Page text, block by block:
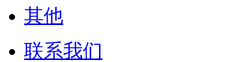
其他
联系我们